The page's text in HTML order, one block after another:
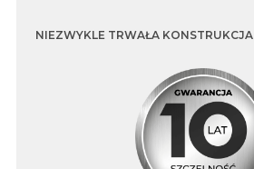
NIEZWYKLE TRWAŁA KONSTRUKCJA